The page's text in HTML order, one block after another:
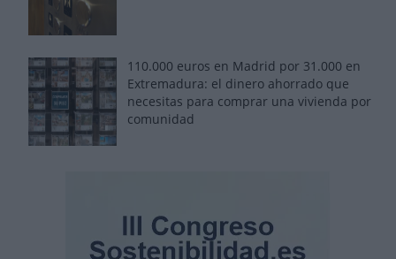
110.000 euros en Madrid por 31.000 en
Extremadura: el dinero ahorrado que
necesitas para comprar una vivienda por
comunidad